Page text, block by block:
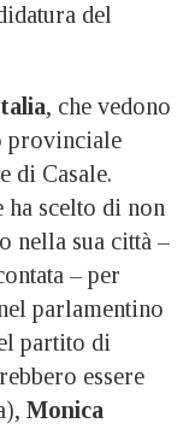
del
, che vedono
provinciale
di Casale.
ha scelto di non
nella sua città –
– per
parlamentino
partito di
essere
Monica